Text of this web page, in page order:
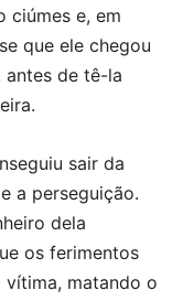
ciúmes e, em
que ele chegou
de tê-la
sair da
a perseguição.
dela
os ferimentos
vítima, matando o